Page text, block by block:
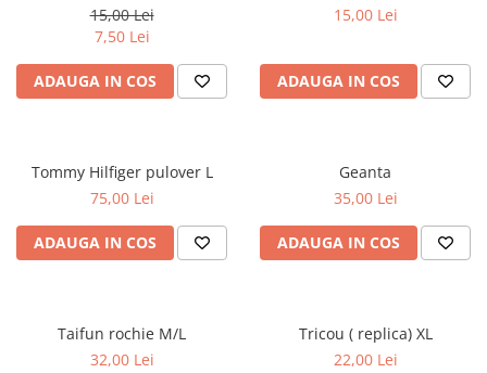
15,00 Lei
7,50 Lei
ADAUGA IN COS
15,00 Lei
ADAUGA IN COS
Tommy Hilfiger pulover L
75,00 Lei
ADAUGA IN COS
Geanta
35,00 Lei
ADAUGA IN COS
Taifun rochie M/L
32,00 Lei
Tricou ( replica) XL
22,00 Lei